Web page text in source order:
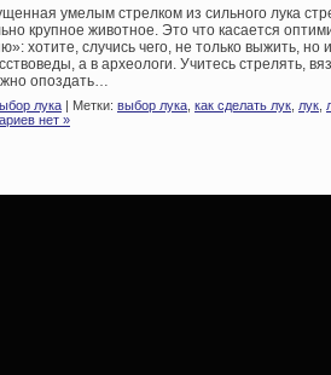
умелым стрелком из сильного лука
крупное животное. Это что касается
хотите, случись чего, не только выжить, но
а в археологи. Учитесь стрелять,
опоздать…
лука | Метки: выбор лука как сделать лук лук
нет »